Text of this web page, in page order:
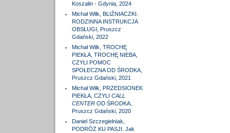
Koszalin - Gdynia, 2024
Michał Wilk, BLIŹNIACZKI.
RODZINNA INSTRUKCJA
OBSŁUGI, Pruszcz
Gdański, 2022
Michał Wilk, TROCHĘ
PIEKŁA, TROCHĘ NIEBA,
CZYLI POMOC
SPOŁECZNA OD ŚRODKA,
Pruszcz Gdański, 2021
Michał Wilk, PRZEDSIONEK
PIEKŁA, CZYLI CALL
CENTEROD ŚRODKA,
Pruszcz Gdański, 2020
Daniel Szczegielniak,
PODRÓŻ KU PASJI. Jak